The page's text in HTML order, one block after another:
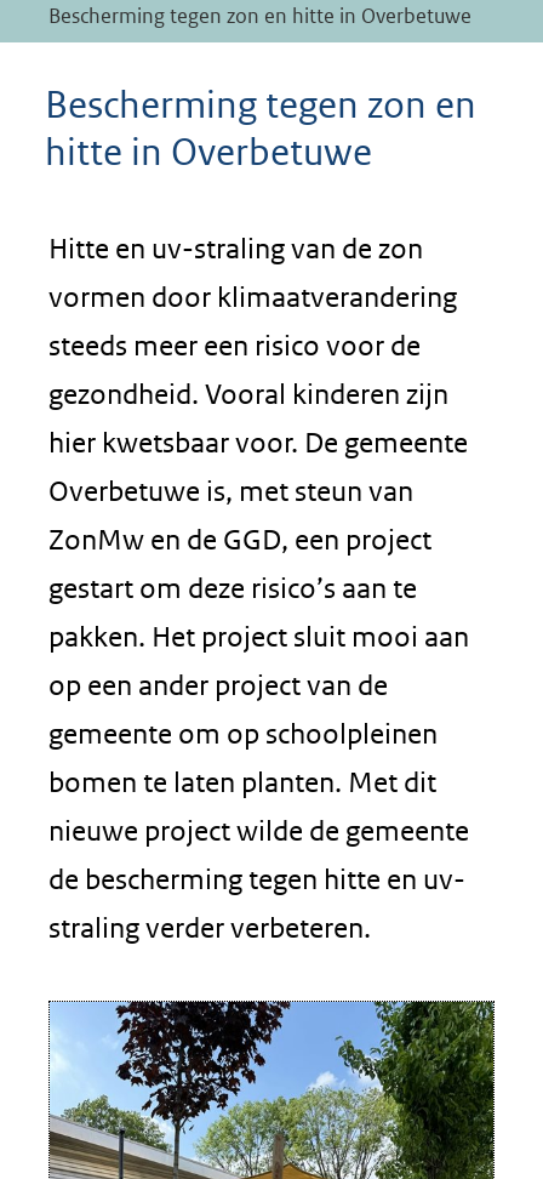
Bescherming tegen zon en hitte in Overbetuwe
Bescherming tegen zon en
hitte in Overbetuwe
Hitte en uv-straling van de zon
vormen door klimaatverandering
steeds meer een risico voor de
gezondheid. Vooral kinderen zijn
hier kwetsbaar voor. De gemeente
Overbetuwe is, met steun van
ZonMw en de GGD, een project
gestart om deze risico’s aan te
pakken. Het project sluit mooi aan
op een ander project van de
gemeente om op schoolpleinen
bomen te laten planten. Met dit
nieuwe project wilde de gemeente
de bescherming tegen hitte en uv-
straling verder verbeteren.